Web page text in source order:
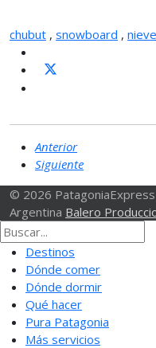
chubut , snowboard , nieve
Anterior
Siguiente
© 2026
Argentina Balero
Destinos
Dónde comer
Dónde dormir
Qué hacer
Pura Patagonia
Más servicios